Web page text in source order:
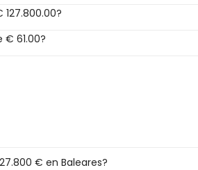
61.00?
€ en Baleares?